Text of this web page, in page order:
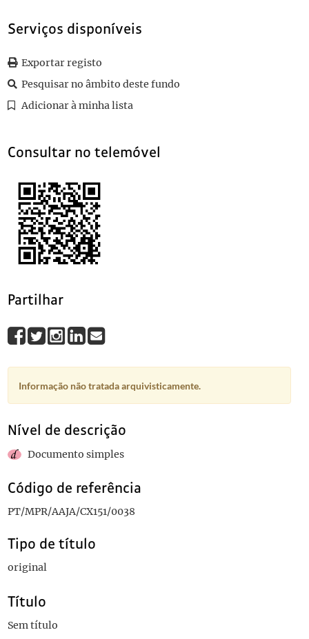
Sem título
1906-05-25
0042
Sem título
0105 Sem título 1906-06-25
Serviços disponíveis
Exportar registo
Pesquisar no âmbito deste fundo
Adicionar à minha lista
Consultar no telemóvel
Partilhar
Informação não tratada arquivisticamente.
Nível de descrição
Documento simples
Código de referência
PT/MPR/AAJA/CX151/0038
Tipo de título
original
Título
Sem título